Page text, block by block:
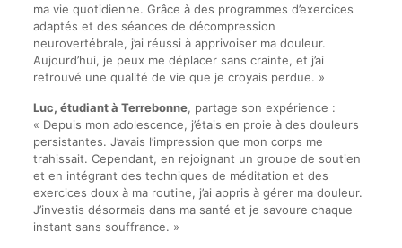
ma vie quotidienne. Grâce à des programmes d’exercices
adaptés et des séances de décompression
neurovertébrale, j’ai réussi à apprivoiser ma douleur.
Aujourd’hui, je peux me déplacer sans crainte, et j’ai
retrouvé une qualité de vie que je croyais perdue. »
Luc, étudiant à Terrebonne, partage son expérience :
« Depuis mon adolescence, j’étais en proie à des douleurs
persistantes. J’avais l’impression que mon corps me
trahissait. Cependant, en rejoignant un groupe de soutien
et en intégrant des techniques de méditation et des
exercices doux à ma routine, j’ai appris à gérer ma douleur.
J’investis désormais dans ma santé et je savoure chaque
instant sans souffrance. »